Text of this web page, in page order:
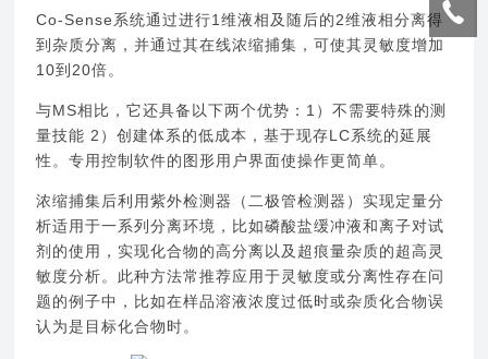
Co-Sense系统通过进行1维液相及随后的2维液相分离得
到杂质分离，并通过其在线浓缩捕集，可使其灵敏度增加
10到20倍。
与MS相比，它还具备以下两个优势：1）不需要特殊的测
量技能 2）创建体系的低成本，基于现存LC系统的延展
性。专用控制软件的图形用户界面使操作更简单。
浓缩捕集后利用紫外检测器（二极管检测器）实现定量分
析适用于一系列分离环境，比如磷酸盐缓冲液和离子对试
剂的使用，实现化合物的高分离以及超痕量杂质的超高灵
敏度分析。此种方法常推荐应用于灵敏度或分离性存在问
题的例子中，比如在样品溶液浓度过低时或杂质化合物误
认为是目标化合物时。